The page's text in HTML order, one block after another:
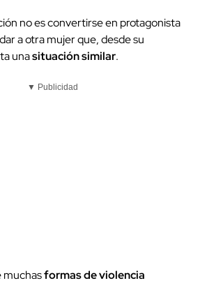
no es convertirse en protagonista
a otra mujer que, desde su
unasituación similar.
▼ Publicidad
muchasformas de violencia